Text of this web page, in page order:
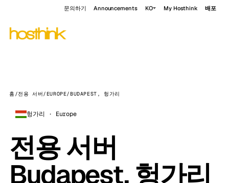
문의하기 Announcements KO My Hosthink 배포
홈/전용 서버/EUROPE/BUDAPEST, 헝가리
헝가리 · Europe
전용 서버
Budapest, 헝가리